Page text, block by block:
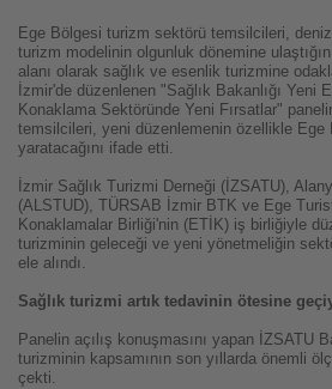
Ege Bölgesi turizm sektörü temsilcileri,
turizm modelinin olgunluk dönemine
alanı olarak sağlık ve esenlik turizmine
İzmir'de düzenlenen "Sağlık Bakanlığı Yeni
Konaklama Sektöründe Yeni Fırsatlar"
temsilcileri, yeni düzenlemenin özellikle Ege
yaratacağını ifade etti.
İzmir Sağlık Turizmi Derneği (İZSATU),
(ALSTUD), TÜRSAB İzmir BTK ve Ege
Konaklamalar Birliği'nin (ETİK) iş birliğiyle
turizminin geleceği ve yeni yönetmeliğin
ele alındı.
Sağlık turizmi artık tedavinin ötesine
Panelin açılış konuşmasını yapan İZSATU
turizminin kapsamının son yıllarda önemli
çekti.